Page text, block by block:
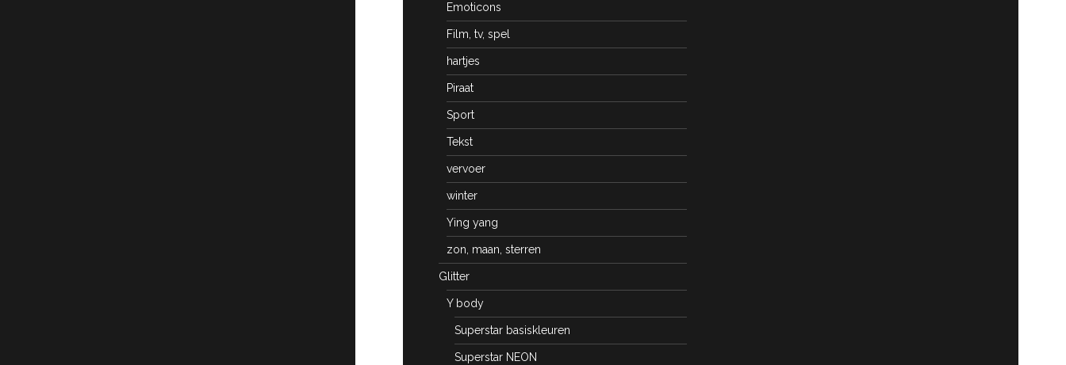
Emoticons
Film, tv, spel
hartjes
Piraat
Sport
Tekst
vervoer
winter
Ying yang
zon, maan, sterren
Glitter
Y body
Superstar basiskleuren
Superstar NEON